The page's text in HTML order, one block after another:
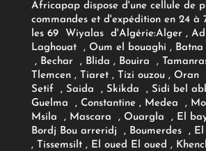
Africapap dispose d'une cellule de
commandes et d'expédition en 24 à
les 69 Wiyalas d'Algérie:Alger ,
Laghouat , Oum el bouaghi , Batna
, Bechar , Blida , Bouira ,
Tlemcen , Tiaret , Tizi ouzou ,
Setif , Saida , Skikda , Sidi bel
Guelma , Constantine , Medea ,
Msila , Mascara , Ouargla , El
Bordj Bou arreridj , Boumerdes ,
, Tissemsilt , El oued El oued ,